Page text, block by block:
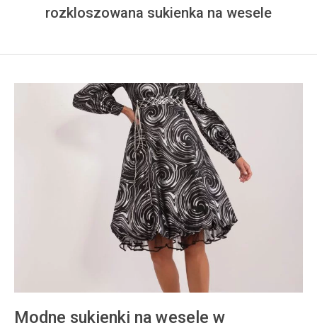
rozkloszowana sukienka na wesele
Modne sukienki na wesele w